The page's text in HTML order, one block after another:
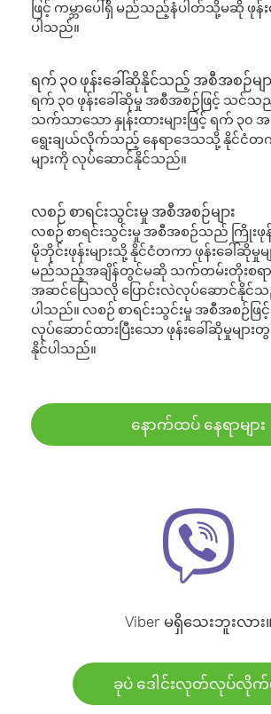
ဖြင့် ကမ္ဘာပေါ်ရှိ မည်သည့်နံပါတ်သို့မဆို ဖုန်း
ပါသည်။
ရက် ၃၀ ဖုန်းခေါ်ဆိုနိုင်သည့် အစီအစဉ်မျာ
ရက် ၃၀ ဖုန်းခေါ်ဆိုမှု အစီအစဉ်ဖြင့် သင်သ
သက်သာသော နှုန်းထားများဖြင့် ရက် ၃၀
ရွေးချယ်လိုက်သည့် နေရာဒေသသို့ နိုင်ငံတက
များကို လုပ်ဆောင်နိုင်သည်။
လစဉ် စာရင်းသွင်းမှု အစီအစဉ်များ
လစဉ် စာရင်းသွင်းမှု အစီအစဉ်သည် ကြိုးဖုန်း
မိုဘိုင်းဖုန်းများသို့ နိုင်ငံတကာ ဖုန်းခေါ်ဆိုမှုမျ
မည်သည့်အချိန်တွင်မဆို သက်တမ်းတိုးစရ
အဆင်ပြေသလို ပြောင်းလဲလုပ်ဆောင်နိုင်
ပါသည်။ လစဉ် စာရင်းသွင်းမှု အစီအစဉ်ဖ
လုပ်ဆောင်ထားပြီးသော ဖုန်းခေါ်ဆိုမှုမျာ
နိုင်ပါသည်။
နောက်ထပ် နေရာများ
Viber မရှိသေးဘူးလား။
ခုပဲ ဒေါင်းလုတ်လုပ်လိုက်